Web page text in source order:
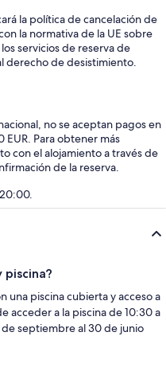
la política de cancelación de
la normativa de la UE sobre
servicios de reserva de
derecho de desistimiento.
no se aceptan pagos en
Para obtener más
con el alojamiento a través de
de la reserva.
piscina?
una piscina cubierta y acceso a
acceder a la piscina de 10:30 a
septiembre al 30 de junio